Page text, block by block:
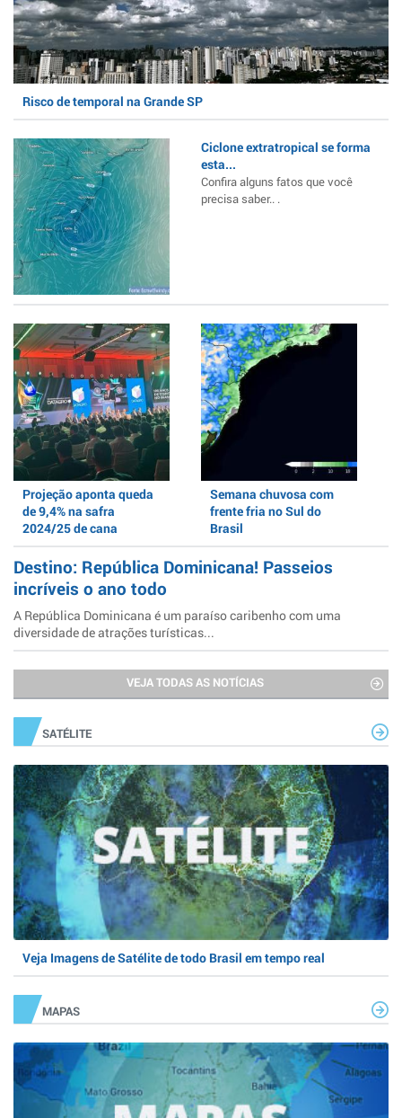
Risco de temporal na Grande SP
Ciclone extratropical se forma
esta...
Confira alguns fatos que você
precisa saber.. .
Projeção aponta queda
de 9,4% na safra
2024/25 de cana
Semana chuvosa com
frente fria no Sul do
Brasil
Destino: República Dominicana! Passeios
incríveis o ano todo
A República Dominicana é um paraíso caribenho com uma
diversidade de atrações turísticas...
VEJA TODAS AS NOTÍCIAS
SATÉLITE
Veja Imagens de Satélite de todo Brasil em tempo real
MAPAS